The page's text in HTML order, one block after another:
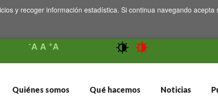
y recoger información estadística. Si continua navegando acepta
-AA +A
Quiénes somos Qué hacemos Noticias